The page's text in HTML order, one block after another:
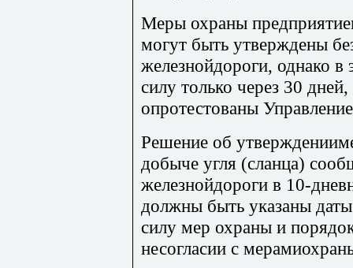
Меры охраны
могут быть утверждены
железнойдороги, однако в
силу только через 30
опротестованы
Решение об
добыче угля (сланца)
железнойдороги в 10-
должны быть указаны
силу мер охраны и
несогласии с